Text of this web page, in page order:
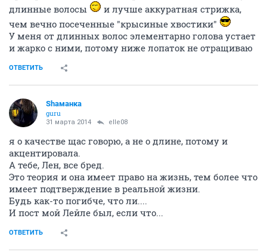
длинные волосы
и лучше аккуратная стрижка,
чем вечно посеченные "крысиные хвостики"
У меня от длинных волос элементарно голова устает
и жарко с ними, потому ниже лопаток не отращиваю
ОТВЕТИТЬ
Shаманка
guru
31 марта 2014 elle08
я о качестве щас говорю, а не о длине, потому и
акцентировала.
А тебе, Лен, все бред.
Это теория и она имеет право на жизнь, тем более что
имеет подтверждение в реальной жизни.
Будь как-то погибче, что ли....
И пост мой Лейле был, если что...
ОТВЕТИТЬ